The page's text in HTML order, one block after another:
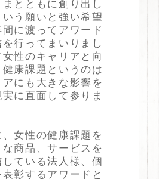
とともに創り出し
う願いと強い希望
に渡ってアワード
行ってまいりまし
性のキャリアと向
康課題というのは
にも大きな影響を
に直面して参りま
女性の健康課題を
商品、サービスを
ている法人様、個
彰するアワードと